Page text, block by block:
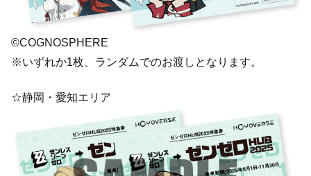
©COGNOSPHERE
※いずれか1枚、ランダムでのお渡しとなります。
☆静岡・愛知エリア